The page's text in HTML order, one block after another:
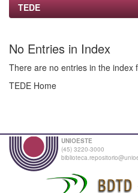
TEDE
No Entries in Index
There are no entries in the index
TEDE Home
UNIOESTE
(45) 3220-3000